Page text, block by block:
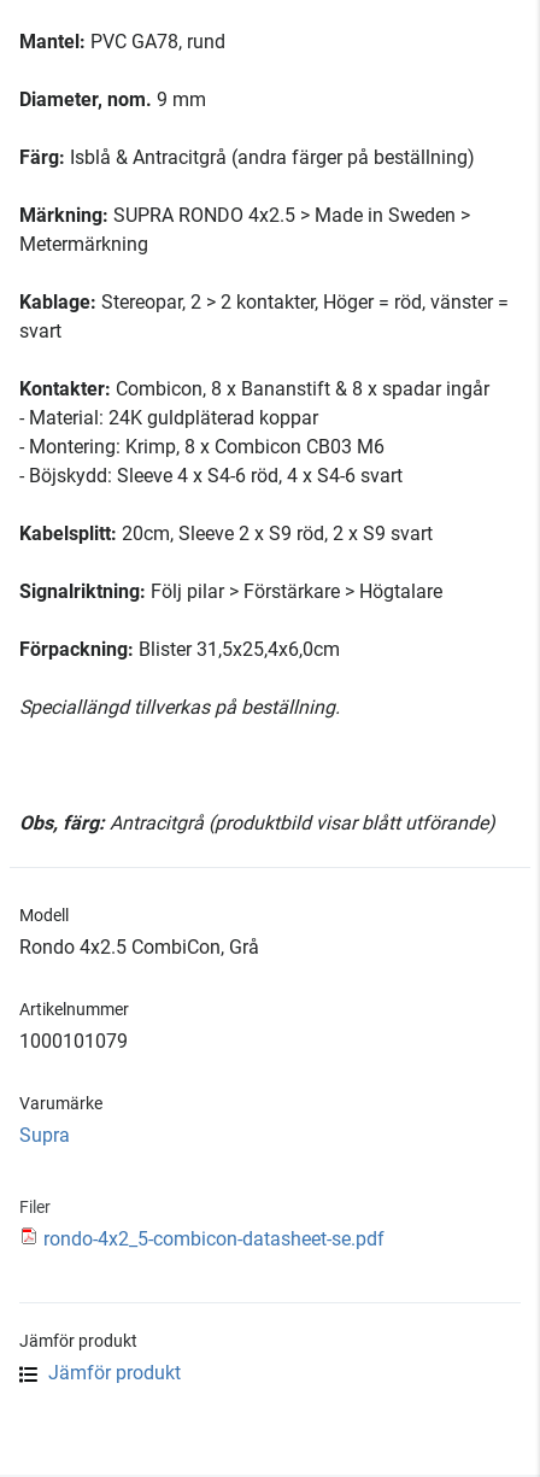
Mantel: PVC GA78, rund
Diameter, nom. 9 mm
Färg: Isblå & Antracitgrå (andra färger på beställning)
Märkning: SUPRA RONDO 4x2.5 > Made in Sweden >
Metermärkning
Kablage: Stereopar, 2 > 2 kontakter, Höger = röd, vänster =
svart
Kontakter: Combicon, 8 x Bananstift & 8 x spadar ingår
- Material: 24K guldpläterad koppar
- Montering: Krimp, 8 x Combicon CB03 M6
- Böjskydd: Sleeve 4 x S4-6 röd, 4 x S4-6 svart
Kabelsplitt: 20cm, Sleeve 2 x S9 röd, 2 x S9 svart
Signalriktning: Följ pilar > Förstärkare > Högtalare
Förpackning: Blister 31,5x25,4x6,0cm
Speciallängd tillverkas på beställning.
Obs, färg:Antracitgrå (produktbild visar blått utförande)
Modell
Rondo 4x2.5 CombiCon, Grå
Artikelnummer
1000101079
Varumärke
Supra
Filer
rondo-4x2_5-combicon-datasheet-se.pdf
Jämför produkt
Jämför produkt